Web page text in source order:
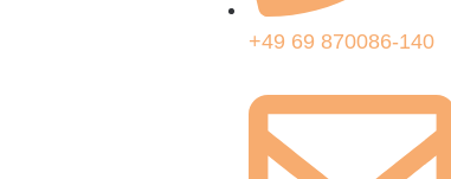
+49 69 870086-140